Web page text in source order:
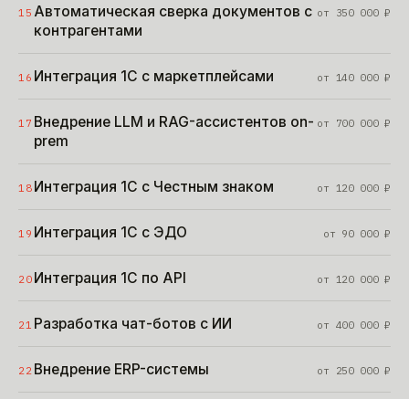
15 Автоматическая сверка документов с
контрагентами
от 350 000₽
16 Интеграция 1С с маркетплейсами от 140 000₽
17 Внедрение LLM и RAG-ассистентов on-
prem
от 700 000₽
18 Интеграция 1С с Честным знаком от 120 000₽
19 Интеграция 1С с ЭДО от 90 000₽
20 Интеграция 1С по API от 120 000₽
21 Разработка чат-ботов с ИИ от 400 000₽
22 Внедрение ERP-системы от 250 000₽